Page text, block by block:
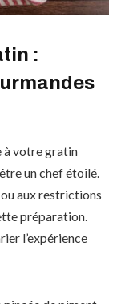
:
à votre gratin
un chef étoilé.
ou aux restrictions
préparation.
l’expérience